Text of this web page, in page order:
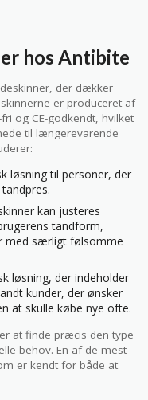
hos Antibite
der dækker
er produceret af
og CE-godkendt, hvilket
til længerevarende
løsning til personer, der
kan justeres
tandform,
med særligt følsomme
løsning, der indeholder
kunder, der ønsker
at skulle købe nye ofte.
at finde præcis den type
behov. En af de mest
er kendt for både at